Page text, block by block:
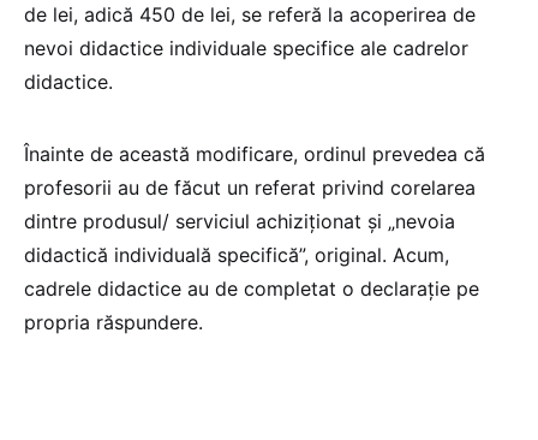
de lei, adică 450 de lei, se referă la acoperirea de
nevoi didactice individuale specifice ale cadrelor
didactice.
Înainte de această modificare, ordinul prevedea că
profesorii au de făcut un referat privind corelarea
dintre produsul/ serviciul achiziționat și „nevoia
didactică individuală specifică”, original. Acum,
cadrele didactice au de completat o declarație pe
propria răspundere.